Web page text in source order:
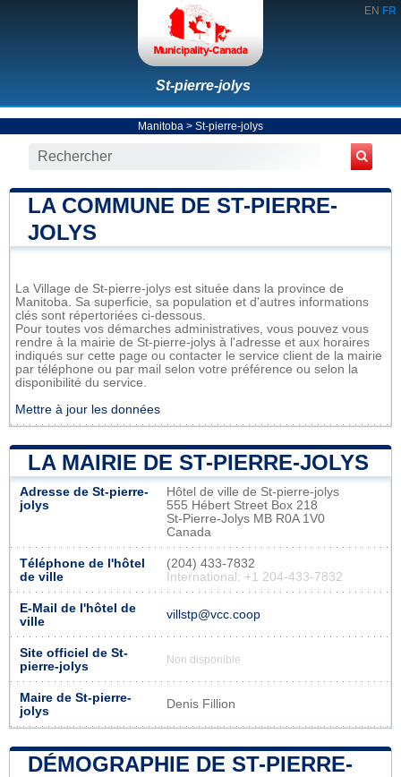
EN FR
St-pierre-jolys
Manitoba > St-pierre-jolys
LA COMMUNE DE ST-PIERRE-
JOLYS
La Village de St-pierre-jolys est située dans la province de
Manitoba. Sa superficie, sa population et d'autres informations
clés sont répertoriées ci-dessous.
Pour toutes vos démarches administratives, vous pouvez vous
rendre à la mairie de St-pierre-jolys à l'adresse et aux horaires
indiqués sur cette page ou contacter le service client de la mairie
par téléphone ou par mail selon votre préférence ou selon la
disponibilité du service.
Mettre à jour les données
LA MAIRIE DE ST-PIERRE-JOLYS
Adresse de St-pierre-
jolys
Hôtel de ville de St-pierre-jolys
555 Hébert Street Box 218
St-Pierre-Jolys MB R0A 1V0
Canada
Téléphone de l'hôtel
de ville
(204) 433-7832
International: +1 204-433-7832
E-Mail de l'hôtel de
ville
villstp@vcc.coop
Site officiel de St-
pierre-jolys
Non disponible
Maire de St-pierre-
jolys
Denis Fillion
DÉMOGRAPHIE DE ST-PIERRE-